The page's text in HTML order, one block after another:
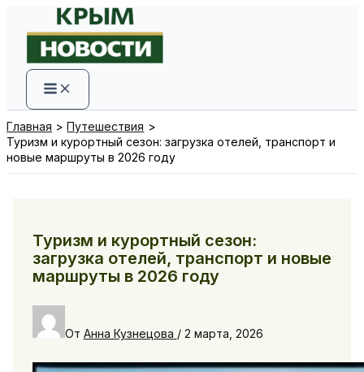
содержимому
Главная
Путешествия
Туризм и курортный сезон: загрузка отелей, транспорт и
новые маршруты в 2026 году
Туризм и курортный сезон:
загрузка отелей, транспорт и новые
маршруты в 2026 году
От Анна Кузнецова / 2 марта, 2026